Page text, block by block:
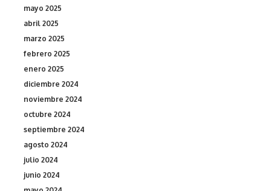
mayo 2025
abril 2025
marzo 2025
febrero 2025
enero 2025
diciembre 2024
noviembre 2024
octubre 2024
septiembre 2024
agosto 2024
julio 2024
junio 2024